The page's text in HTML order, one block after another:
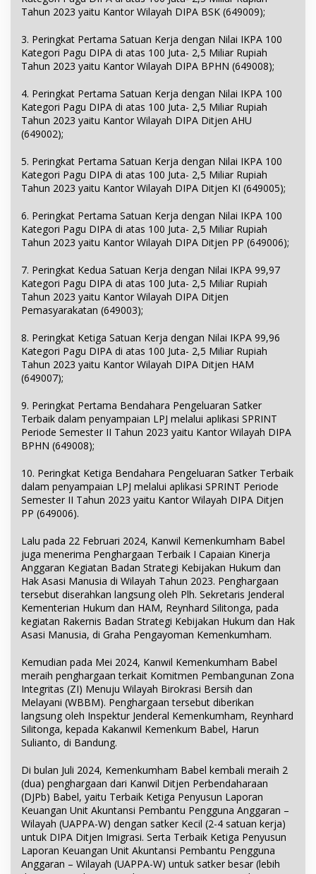
Tahun 2023 yaitu Kantor Wilayah DIPA BSK (649009);
3. Peringkat Pertama Satuan Kerja dengan Nilai IKPA 100
Kategori Pagu DIPA di atas 100 Juta- 2,5 Miliar Rupiah
Tahun 2023 yaitu Kantor Wilayah DIPA BPHN (649008);
4. Peringkat Pertama Satuan Kerja dengan Nilai IKPA 100
Kategori Pagu DIPA di atas 100 Juta- 2,5 Miliar Rupiah
Tahun 2023 yaitu Kantor Wilayah DIPA Ditjen AHU
(649002);
5. Peringkat Pertama Satuan Kerja dengan Nilai IKPA 100
Kategori Pagu DIPA di atas 100 Juta- 2,5 Miliar Rupiah
Tahun 2023 yaitu Kantor Wilayah DIPA Ditjen KI (649005);
6. Peringkat Pertama Satuan Kerja dengan Nilai IKPA 100
Kategori Pagu DIPA di atas 100 Juta- 2,5 Miliar Rupiah
Tahun 2023 yaitu Kantor Wilayah DIPA Ditjen PP (649006);
7. Peringkat Kedua Satuan Kerja dengan Nilai IKPA 99,97
Kategori Pagu DIPA di atas 100 Juta- 2,5 Miliar Rupiah
Tahun 2023 yaitu Kantor Wilayah DIPA Ditjen
Pemasyarakatan (649003);
8. Peringkat Ketiga Satuan Kerja dengan Nilai IKPA 99,96
Kategori Pagu DIPA di atas 100 Juta- 2,5 Miliar Rupiah
Tahun 2023 yaitu Kantor Wilayah DIPA Ditjen HAM
(649007);
9. Peringkat Pertama Bendahara Pengeluaran Satker
Terbaik dalam penyampaian LPJ melalui aplikasi SPRINT
Periode Semester II Tahun 2023 yaitu Kantor Wilayah DIPA
BPHN (649008);
10. Peringkat Ketiga Bendahara Pengeluaran Satker Terbaik
dalam penyampaian LPJ melalui aplikasi SPRINT Periode
Semester II Tahun 2023 yaitu Kantor Wilayah DIPA Ditjen
PP (649006).
Lalu pada 22 Februari 2024, Kanwil Kemenkumham Babel
juga menerima Penghargaan Terbaik I Capaian Kinerja
Anggaran Kegiatan Badan Strategi Kebijakan Hukum dan
Hak Asasi Manusia di Wilayah Tahun 2023. Penghargaan
tersebut diserahkan langsung oleh Plh. Sekretaris Jenderal
Kementerian Hukum dan HAM, Reynhard Silitonga, pada
kegiatan Rakernis Badan Strategi Kebijakan Hukum dan Hak
Asasi Manusia, di Graha Pengayoman Kemenkumham.
Kemudian pada Mei 2024, Kanwil Kemenkumham Babel
meraih penghargaan terkait Komitmen Pembangunan Zona
Integritas (ZI) Menuju Wilayah Birokrasi Bersih dan
Melayani (WBBM). Penghargaan tersebut diberikan
langsung oleh Inspektur Jenderal Kemenkumham, Reynhard
Silitonga, kepada Kakanwil Kemenkum Babel, Harun
Sulianto, di Bandung.
Di bulan Juli 2024, Kemenkumham Babel kembali meraih 2
(dua) penghargaan dari Kanwil Ditjen Perbendaharaan
(DJPb) Babel, yaitu Terbaik Ketiga Penyusun Laporan
Keuangan Unit Akuntansi Pembantu Pengguna Anggaran –
Wilayah (UAPPA-W) dengan satker Kecil (2-4 satuan kerja)
untuk DIPA Ditjen Imigrasi. Serta Terbaik Ketiga Penyusun
Laporan Keuangan Unit Akuntansi Pembantu Pengguna
Anggaran – Wilayah (UAPPA-W) untuk satker besar (lebih